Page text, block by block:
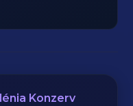
Konzerv